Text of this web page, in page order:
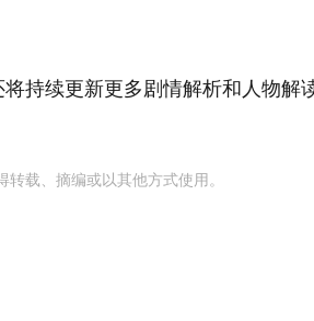
持续更新更多剧情解析和人物解
载、摘编或以其他方式使用。